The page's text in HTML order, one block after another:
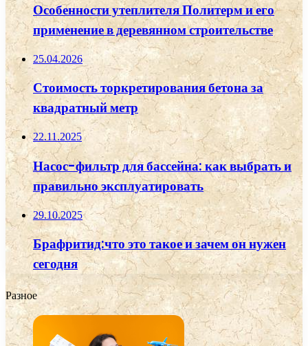
Особенности утеплителя Политерм и его
применение в деревянном строительстве
25.04.2026
Стоимость торкретирования бетона за
квадратный метр
22.11.2025
Насос-фильтр для бассейна: как выбрать и
правильно эксплуатировать
29.10.2025
Брафритид:что это такое и зачем он нужен
сегодня
Разное